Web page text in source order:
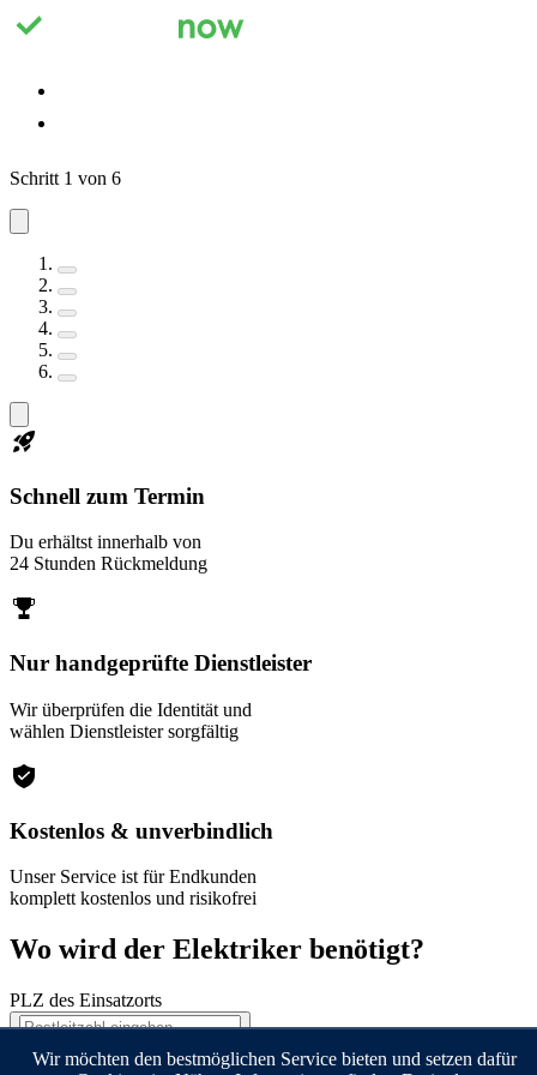
Schritt 1 von 6
Schnell zum Termin
Du erhältst innerhalb von
24 Stunden Rückmeldung
Nur handgeprüfte Dienstleister
Wir überprüfen die Identität und
wählen Dienstleister sorgfältig
Kostenlos & unverbindlich
Unser Service ist für Endkunden
komplett kostenlos und risikofrei
Wo wird der Elektriker benötigt?
PLZ des Einsatzorts
Weiter
Wir möchten den bestmöglichen Service bieten und setzen dafür